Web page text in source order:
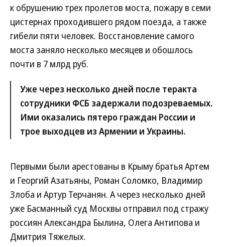
к обрушению трех пролетов моста, пожару в семи
цистернах проходившего рядом поезда, а также
гибели пяти человек. Восстановление самого
моста заняло несколько месяцев и обошлось
почти в 7 млрд руб.
Уже через несколько дней после теракта
сотрудники ФСБ задержали подозреваемых.
Ими оказались пятеро граждан России и
трое выходцев из Армении и Украины.
Первыми были арестованы в Крыму братья Артем
и Георгий Азатьяны, Роман Соломко, Владимир
Злоба и Артур Терчанян. А через несколько дней
уже Басманный суд Москвы отправил под стражу
россиян Александра Былина, Олега Антипова и
Дмитрия Тяжелых.